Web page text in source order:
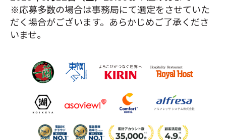
※応募多数の場合は事務局にて選定をさせていた
だく場合がございます。あらかじめご了承くださ
いませ。